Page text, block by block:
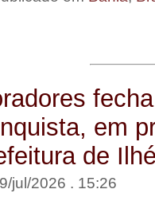
em
de
jul/2026 . 15:26